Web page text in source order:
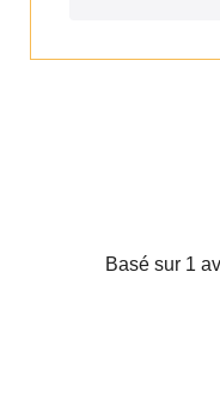
Basé sur 1